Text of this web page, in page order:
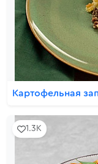
Картофельная
1.3K